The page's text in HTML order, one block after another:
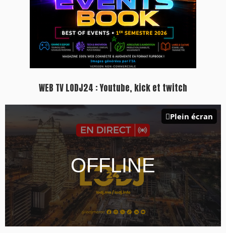
Inscription à la newsletter
Plus d'informations sur cette page :
PRESS +
LES PLUS RÉCENTS CLASSEURS
7 days santé & conso du 31-07-2026
I-MAG-Spécial Fête du Trône 2026
7 days Culture du 29-07-2026